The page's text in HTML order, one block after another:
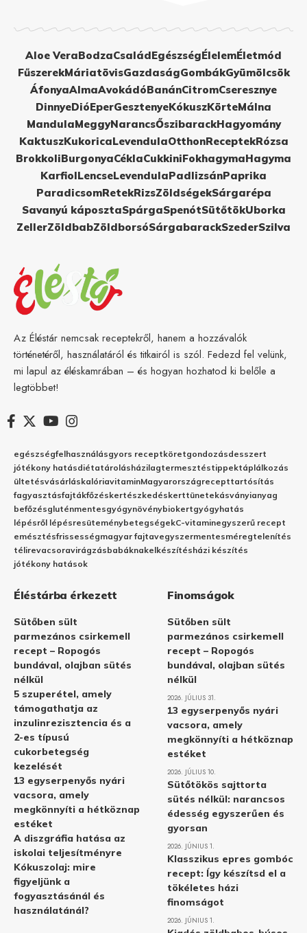
Aloe VeraBodzaCsaládEgészségÉlelemÉletmód
FűszerekMáriatövisGazdaságGombákGyümölcsök
ÁfonyaAlmaAvokádóBanánCitromCseresznye
DinnyeDióEperGesztenyeKókuszKörteMálna
MandulaMeggyNarancsŐszibarackHagyomány
KaktuszKukoricaLevendulaOtthonReceptekRózsa
BrokkoliBurgonyaCéklaCukkiniFokhagymaHagyma
KarfiolLencseLevendulaPadlizsánPaprika
ParadicsomRetekRizsZöldségekSárgarépa
Savanyú káposztaSpárgaSpenótSütőtökUborka
ZellerZöldbabZöldborsóSárgabarackSzederSzilva
Az Éléstár nemcsak receptekről, hanem a hozzávalók
történetéről, használatáról és titkairól is szól. Fedezd fel velünk,
mi lapul az éléskamrában – és hogyan hozhatod ki belőle a
legtöbbet!
egészségfelhasználásgyors receptköretgondozásdesszert
jótékony hatásdiétatárolásházilagtermesztéstippektáplálkozás
ültetésvásárláskalóriavitaminMagyarországrecepttartósítás
fagyasztásfajtákfőzéskertészkedéskerttünetekásványianyag
befőzésgluténmentesgyógynövénybiokertgyógyhatás
lépésről lépésresüteménybetegségekC-vitaminegyszerű recept
emésztésfrissességmagyar fajtavegyszermentesméregtelenítés
télirevacsoravirágzásbabáknakelkészítésházi készítés
jótékony hatások
Éléstárba érkezett
Sütőben sült
parmezános csirkemell
recept – Ropogós
bundával, olajban sütés
nélkül
5 szuperétel, amely
támogathatja az
inzulinrezisztencia és a
2-es típusú
cukorbetegség
kezelését
13 egyserpenyős nyári
vacsora, amely
megkönnyíti a hétköznap
estéket
A diszgráfia hatása az
iskolai teljesítményre
Kókuszolaj: mire
figyeljünk a
fogyasztásánál és
használatánál?
Finomságok
Sütőben sült
parmezános csirkemell
recept – Ropogós
bundával, olajban sütés
nélkül
2026. JÚLIUS 31.
13 egyserpenyős nyári
vacsora, amely
megkönnyíti a hétköznap
estéket
2026. JÚLIUS 10.
Sütőtökös sajttorta
sütés nélkül: narancsos
édesség egyszerűen és
gyorsan
2026. JÚNIUS 1.
Klasszikus epres gombóc
recept: Így készítsd el a
tökéletes házi
finomságot
2026. JÚNIUS 1.